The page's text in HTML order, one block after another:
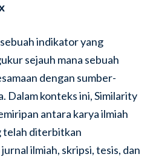
indikator yang
sejauh mana sebuah
dengan sumber-
Dalam konteks ini, Similarity
antara karya ilmiah
telah diterbitkan
ilmiah, skripsi, tesis, dan